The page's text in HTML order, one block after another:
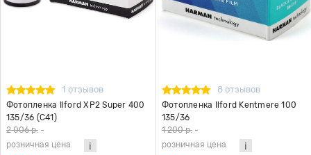
1 отзывов
Фотопленка Ilford XP2 Super 400
135/36 (C41)
2 006 р. -
розничная цена
8 отзывов
Фотопленка Ilford Kentmere 100
135/36
1 200 р. -
розничная цена